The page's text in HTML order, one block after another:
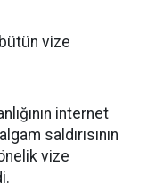
vize
internet
saldırısının
vize